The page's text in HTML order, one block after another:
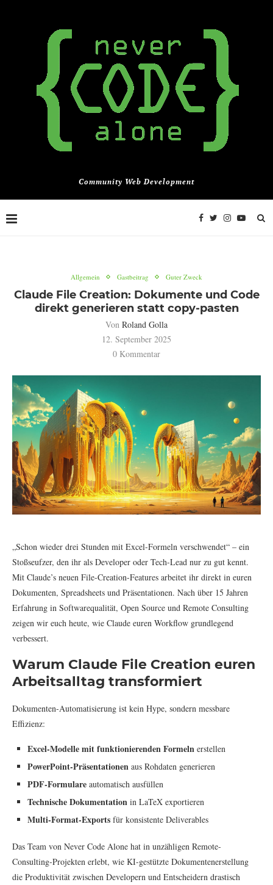
Community Web Development
Allgemein Gastbeitrag Guter Zweck
Claude File Creation: Dokumente und Code
direkt generieren statt copy-pasten
Von Roland Golla
12. September 2025
0 Kommentar
„Schon wieder drei Stunden mit Excel-Formeln verschwendet“ – ein
Stoßseufzer, den ihr als Developer oder Tech-Lead nur zu gut kennt.
Mit Claude’s neuen File-Creation-Features arbeitet ihr direkt in euren
Dokumenten, Spreadsheets und Präsentationen. Nach über 15 Jahren
Erfahrung in Softwarequalität, Open Source und Remote Consulting
zeigen wir euch heute, wie Claude euren Workflow grundlegend
verbessert.
Warum Claude File Creation euren
Arbeitsalltag transformiert
Dokumenten-Automatisierung ist kein Hype, sondern messbare
Effizienz:
Excel-Modelle mit funktionierenden Formeln erstellen
PowerPoint-Präsentationen aus Rohdaten generieren
PDF-Formulare automatisch ausfüllen
Technische Dokumentation in LaTeX exportieren
Multi-Format-Exports für konsistente Deliverables
Das Team von Never Code Alone hat in unzähligen Remote-
Consulting-Projekten erlebt, wie KI-gestützte Dokumentenerstellung
die Produktivität zwischen Developern und Entscheidern drastisch